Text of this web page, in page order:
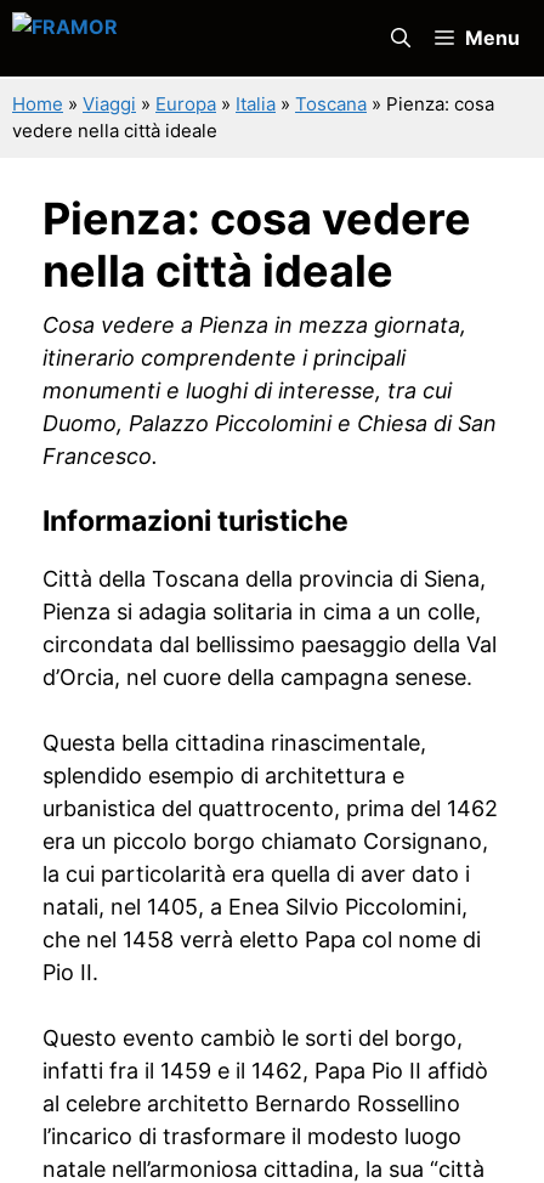
Vai
contenuto
Menu
Home » Viaggi » Europa » Italia » Toscana » Pienza: cosa
vedere nella città ideale
Pienza: cosa vedere
nella città ideale
Cosa vedere a Pienza in mezza giornata,
itinerario comprendente i principali
monumenti e luoghi di interesse, tra cui
Duomo, Palazzo Piccolomini e Chiesa di San
Francesco.
Informazioni turistiche
Città della Toscana della provincia di Siena,
Pienza si adagia solitaria in cima a un colle,
circondata dal bellissimo paesaggio della Val
d’Orcia, nel cuore della campagna senese.
Questa bella cittadina rinascimentale,
splendido esempio di architettura e
urbanistica del quattrocento, prima del 1462
era un piccolo borgo chiamato Corsignano,
la cui particolarità era quella di aver dato i
natali, nel 1405, a Enea Silvio Piccolomini,
che nel 1458 verrà eletto Papa col nome di
Pio II.
Questo evento cambiò le sorti del borgo,
infatti fra il 1459 e il 1462, Papa Pio II affidò
al celebre architetto Bernardo Rossellino
l’incarico di trasformare il modesto luogo
natale nell’armoniosa cittadina, la sua “città